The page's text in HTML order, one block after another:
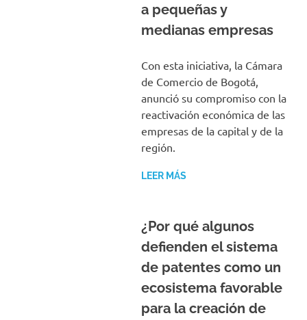
a pequeñas y
medianas empresas
Con esta iniciativa, la Cámara
de Comercio de Bogotá,
anunció su compromiso con la
reactivación económica de las
empresas de la capital y de la
región.
LEER MÁS
¿Por qué algunos
defienden el sistema
de patentes como un
ecosistema favorable
para la creación de